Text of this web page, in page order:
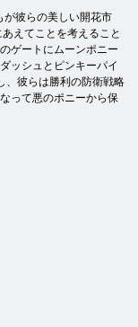
が彼らの美しい開花市
えてことを考えること
ゲートにムーンポニー
ッシュとピンキーパイ
、彼らは勝利の防衛戦略
って悪のポニーから保